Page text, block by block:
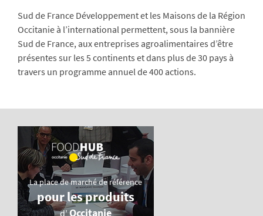
Sud de France Développement et les Maisons de la Région
Occitanie à l’international permettent, sous la bannière
Sud de France, aux entreprises agroalimentaires d’être
présentes sur les 5 continents et dans plus de 30 pays à
travers un programme annuel de 400 actions.
La place de marché de référence
pour les produits